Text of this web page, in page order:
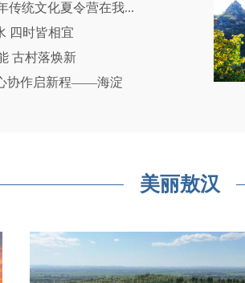
传统文化夏令营在我...
四时皆相宜
古村落焕新
协作启新程——海淀
美丽敖汉